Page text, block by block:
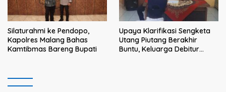
Silaturahmi ke Pendopo,
Kapolres Malang Bahas
Kamtibmas Bareng Bupati
Upaya Klarifikasi Sengketa
Utang Piutang Berakhir
Buntu, Keluarga Debitur